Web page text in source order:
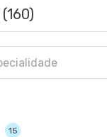
(160)
15